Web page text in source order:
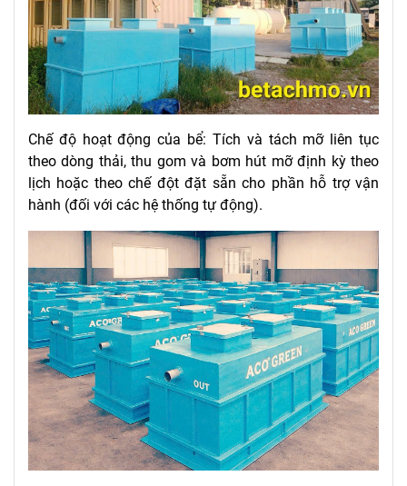
Chế độ hoạt động của bể: Tích và tách mỡ liên tục
theo dòng thải, thu gom và bơm hút mỡ định kỳ theo
lịch hoặc theo chế đột đặt sẵn cho phần hỗ trợ vận
hành (đối với các hệ thống tự động).